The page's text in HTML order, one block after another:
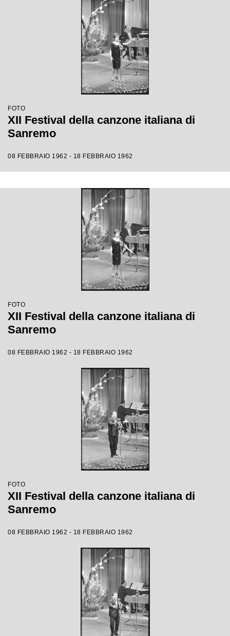
FOTO
XII Festival della canzone italiana di
Sanremo
08 FEBBRAIO 1962 - 18 FEBBRAIO 1962
FOTO
XII Festival della canzone italiana di
Sanremo
08 FEBBRAIO 1962 - 18 FEBBRAIO 1962
FOTO
XII Festival della canzone italiana di
Sanremo
08 FEBBRAIO 1962 - 18 FEBBRAIO 1962